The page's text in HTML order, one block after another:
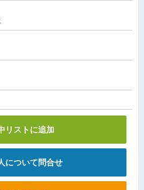
リストに追加
について問合せ